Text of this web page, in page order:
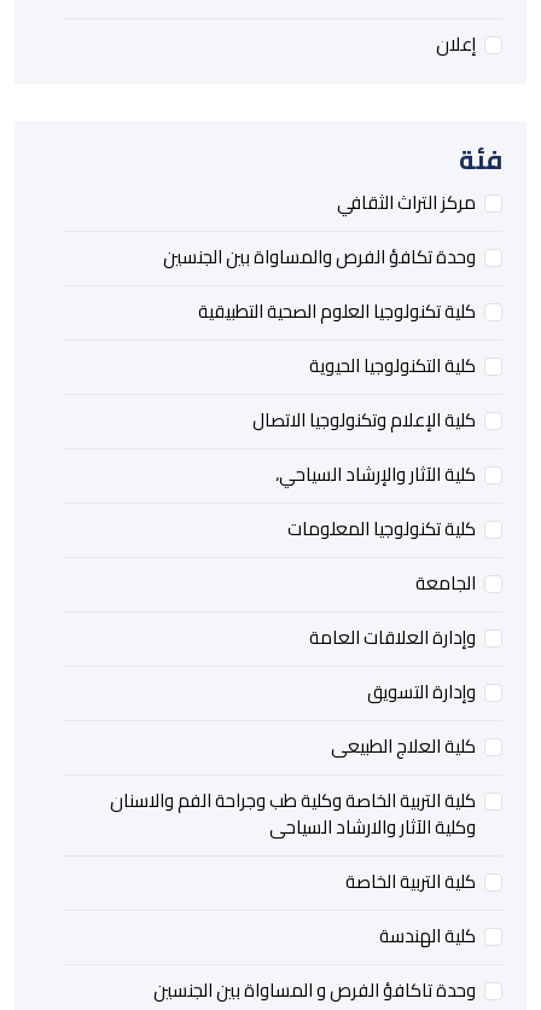
التراث الثقافي
تكافؤ الفرص والمساواة بين الجنسين
تكنولوجيا العلوم الصحية التطبيقية
التكنولوجيا الحيوية
الإعلام وتكنولوجيا الاتصال
الآثار والإرشاد السياحي،
تكنولوجيا المعلومات
العلاقات العامة
التسويق
العلاج الطبيعى
التربية الخاصة وكلية طب وجراحة الفم والاسنان
الآثار والارشاد السياحى
التربية الخاصة
الهندسة
تاكافؤ الفرص و المساواة بين الجنسين